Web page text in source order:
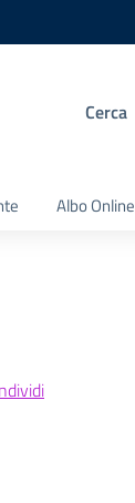
Cerca
Albo Online